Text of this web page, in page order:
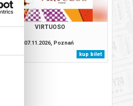
VIRTUOSO
07.11.2026, Poznań
kup bilet